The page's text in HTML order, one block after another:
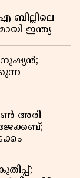
ബില്ലിലെ
ഇന്ത്യ
അരി